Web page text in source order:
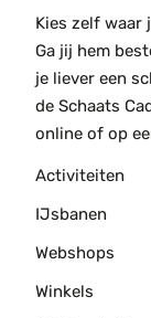
Kies zelf waar
Ga jij hem
je liever een
de Schaats
online of op
Activiteiten
IJsbanen
Webshops
Winkels